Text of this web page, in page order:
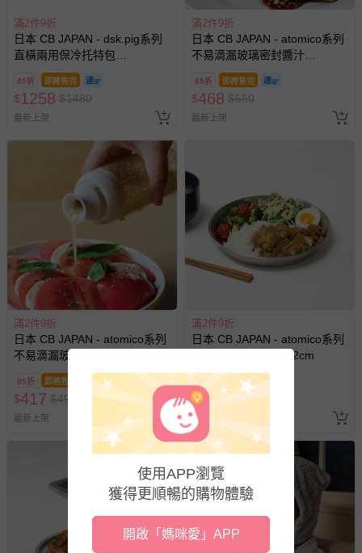
回。
部分商品依據消費者保護法的規定，不適用七天鑑賞期/猶
豫期範圍：
易於腐敗、保存期限較短或解約時即將逾期（例如生鮮
客製化商品（例如客製生日書、姓名貼等）。
報紙、期刊或雜誌（惟書籍如經拆封、使用，則酌收整
新費用）。
經消費者拆封之影音商品或電腦軟體（例如 DVD、CD
等）。
非以有形媒介提供之數位內容或一經提供即為完成之線
上服務，經消費者事先同意始提供（例如線上課程、遊
戲或活動點數等）。
已拆封之以下類型商品：
-個人衛生用品（例如尿布、貼身衣物、泳裝、襪子、地
墊、寢具類等）。
-新生兒親膚衣物（嬰幼兒包巾與背巾、包屁衣、學習
褲、紗布衣等）。
-接觸性孕哺產品（奶嘴、奶瓶、擠乳器、哺乳衣、托腹
帶束縛衣、餐搖椅等）。
-其他原廠盒裝商品封口處已貼上「不可拆封」，或具警
示字句等說明貼紙、封條者。
國際航空、客運、訂房等服務。
相關的退換貨辦理流程，可詳見：退換貨 & 退款問題
滿2件9折
日本 CB JAPAN - dsk.pig系列
直橫兩用保冷托特包
FITTOTE-經典黑-20L
85折 即將售完
$1258 $1480
最新上架
滿2件9折
日本 CB JAPAN - atomico系列
不易滴漏玻璃密封醬汁
瓶-250ml
85折 即將售完
$468 $550
最新上架
滿2件9折
日本 CB JAPAN - atomico系列
不易滴漏玻璃密封醬汁
瓶-150ml
85折 即將售完
$417 $490
最新上架
滿2件9折
日本 CB JAPAN - atomico系列
不鏽鋼濾網托盤組-22cm
即將售完
$757 890
最新上架
使用APP瀏覽
獲得更順暢的購物體驗
開啟「媽咪愛」APP